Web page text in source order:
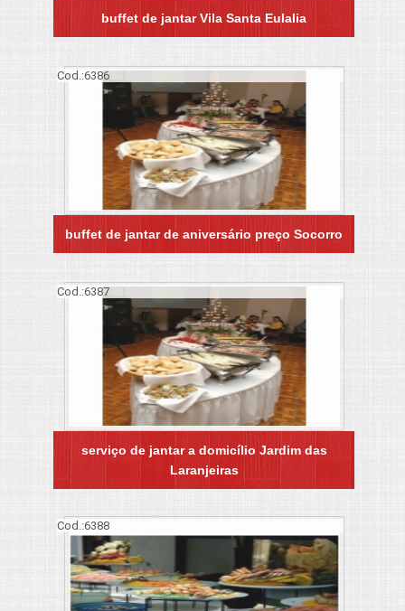
buffet de jantar Vila Santa Eulalia
Cod.:6386
buffet de jantar de aniversário preço Socorro
Cod.:6387
serviço de jantar a domicílio Jardim das
Laranjeiras
Cod.:6388